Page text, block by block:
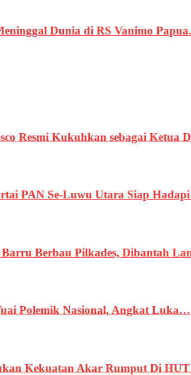
Dunia di RS Vanimo
Resmi Kukuhkan sebagai Ketua
PAN Se-Luwu Utara Siap
Berbau Pilkades, Dibantah
Polemik Nasional, Angkat Luka…
Kekuatan Akar Rumput Di